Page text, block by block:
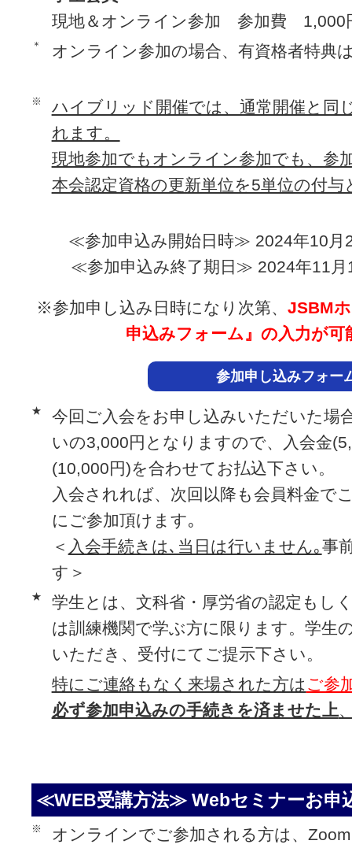
現地＆オンライン参加 参加費 1,000
＊ オンライン参加の場合、有資格者特典
※
ハイブリッド開催では、通常開催と同
れます。
現地参加でもオンライン参加でも、参
本会認定資格の更新単位を5単位の付与
≪参加申込み開始日時≫ 2024年10月
≪参加申込み終了期日≫ 2024年11月
※参加申し込み日時になり次第、 JSBM
申込みフォーム』の入力が可
参加申し込みフォー
★
今回ご入会をお申し込みいただいた場
いの3,000円となりますので、入会金
(10,000円)を合わせてお払込下さい。
入会されれば、次回以降も会員料金で
にご参加頂けます｡
＜ 入会手続きは､当日は行いません｡事
す＞
★
学生とは、文科省・厚労省の認定もし
は訓練機関で学ぶ方に限ります。学生
いただき、受付にてご提示下さい。
特にご連絡もなく来場された方は ご参
必ず参加申込みの手続きを済ませた上
≪WEB受講方法≫ Webセミナーお申
※
オンラインでご参加される方は、